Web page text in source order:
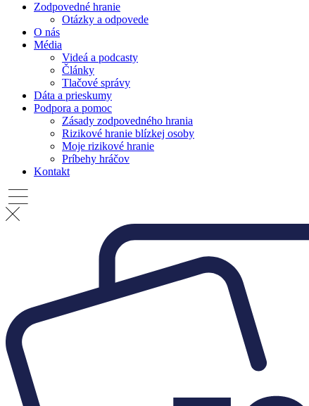
Zodpovedné hranie
Otázky a odpovede
O nás
Média
Videá a podcasty
Články
Tlačové správy
Dáta a prieskumy
Podpora a pomoc
Zásady zodpovedného hrania
Rizikové hranie blízkej osoby
Moje rizikové hranie
Príbehy hráčov
Kontakt